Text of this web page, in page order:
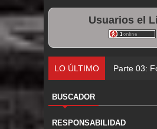
Usuarios el
LO ÚLTIMO Parte 03:
BUSCADOR
RESPONSABILIDAD